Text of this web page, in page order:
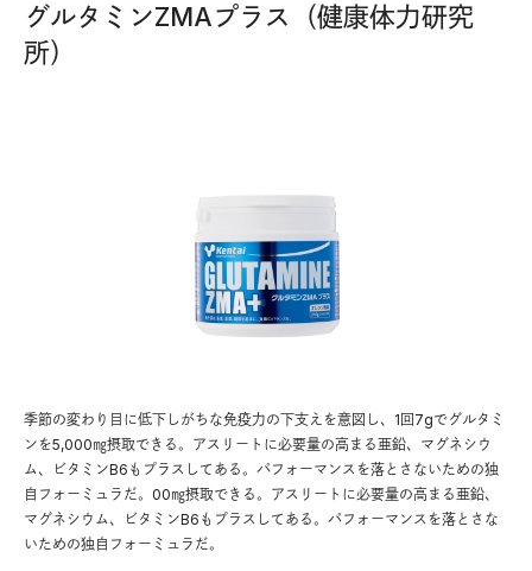
グルタミンZMAプラス（健康体力研究
所）
季節の変わり目に低下しがちな免疫力の下支えを意図し、1回7gでグルタミ
ンを5,000㎎摂取できる。アスリートに必要量の高まる亜鉛、マグネシウ
ム、ビタミンB6もプラスしてある。パフォーマンスを落とさないための独
自フォーミュラだ。00㎎摂取できる。アスリートに必要量の高まる亜鉛、
マグネシウム、ビタミンB6もプラスしてある。パフォーマンスを落とさな
いための独自フォーミュラだ。